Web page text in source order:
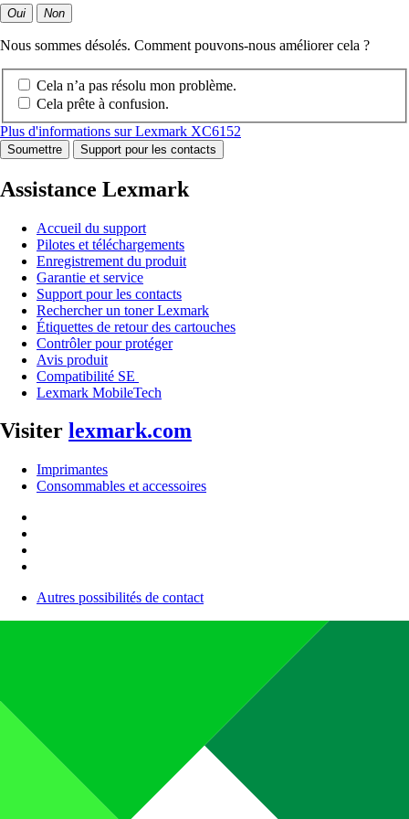
Oui Non
Nous sommes désolés. Comment pouvons-nous améliorer cela ?
Cela n’a pas résolu mon problème.
Cela prête à confusion.
Plus d'informations sur Lexmark XC6152
Soumettre Support pour les contacts
Assistance Lexmark
Accueil du support
Pilotes et téléchargements
Enregistrement du produit
Garantie et service
Support pour les contacts
Rechercher un toner Lexmark
Étiquettes de retour des cartouches
Contrôler pour protéger
Avis produit
Compatibilité SE
Lexmark MobileTech
Visiter lexmark.com
Imprimantes
Consommables et accessoires
Autres possibilités de contact